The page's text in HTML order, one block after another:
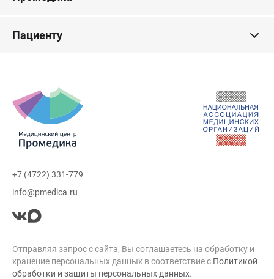
Пациенту
+7 (4722) 331-779
info@pmedica.ru
Отправляя запрос с сайта, Вы соглашаетесь на обработку и
хранение персональных данных в соответствие с Политикой
обработки и защиты персональных данных.